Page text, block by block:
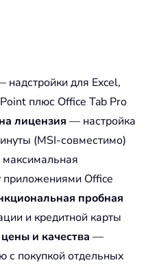
надстройки для Excel,
плюс Office Tab Pro
лицензия — настройка
(MSI-совместимо)
Office
пробная
и кредитной карты
и качества —
с покупкой отдельных